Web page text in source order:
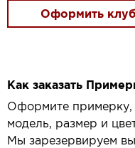
Оформить
Как заказать
Оформите примерку,
модель, размер и
Мы зарезервируем